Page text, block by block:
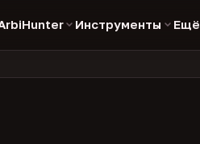
Инструменты Ещё